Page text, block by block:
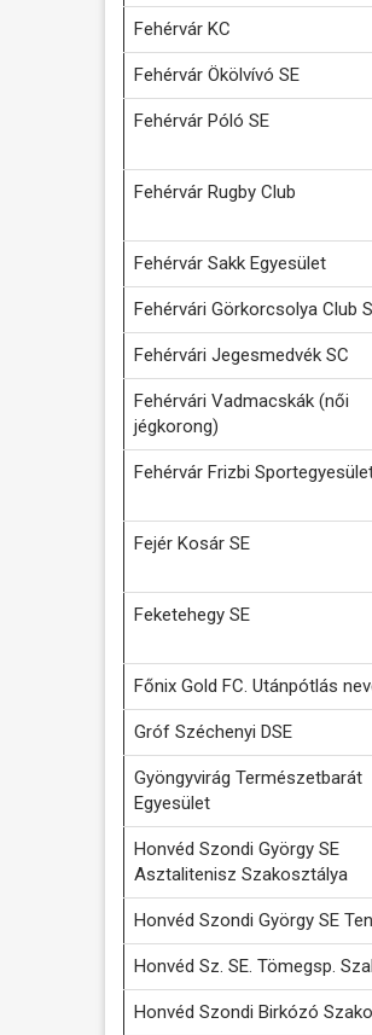
Fehérvár KC
Fehérvár Ökölvívó SE
Fehérvár Póló SE
Fehérvár Rugby Club
Fehérvár Sakk Egyesület
Fehérvári Görkorcsolya Club
Fehérvári Jegesmedvék SC
Fehérvári Vadmacskák (női
jégkorong)
Fehérvár Frizbi
Fejér Kosár SE
Feketehegy SE
Főnix Gold FC. Utánpótlás
Gróf Széchenyi DSE
Gyöngyvirág Természetbarát
Egyesület
Honvéd Szondi György SE
Asztalitenisz Szakosztálya
Honvéd Szondi György SE
Honvéd Sz. SE. Tömegsp.
Honvéd Szondi Birkózó